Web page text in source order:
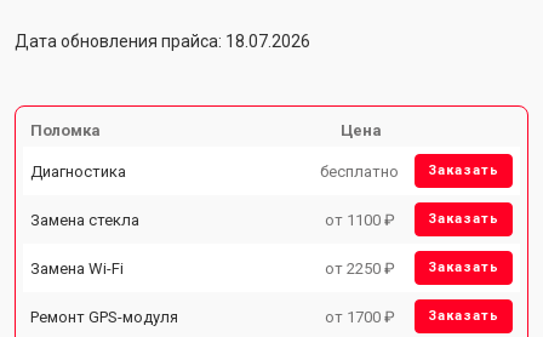
Дата обновления прайса: 18.07.2026
Поломка Цена
Диагностика бесплатно Заказать
Замена стекла от 1100 ₽ Заказать
Замена Wi-Fi от 2250 ₽ Заказать
Ремонт GPS-модуля от 1700 ₽ Заказать